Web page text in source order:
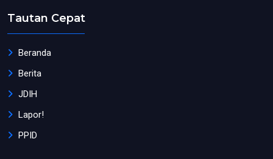
Tautan Cepat
Beranda
Berita
JDIH
Lapor!
PPID